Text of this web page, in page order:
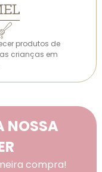
produtos de
crianças em
NOSSA
compra!